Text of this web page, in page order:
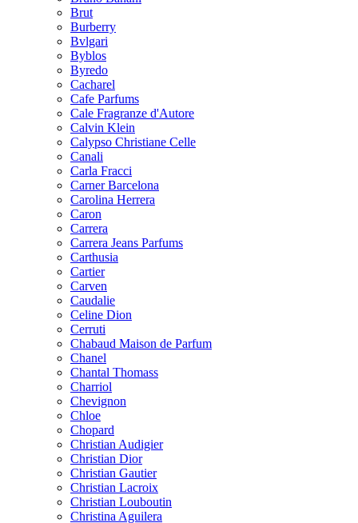
Brut
Burberry
Bvlgari
Byblos
Byredo
Cacharel
Cafe Parfums
Cale Fragranze d'Autore
Calvin Klein
Calypso Christiane Celle
Canali
Carla Fracci
Carner Barcelona
Carolina Herrera
Caron
Carrera
Carrera Jeans Parfums
Carthusia
Cartier
Carven
Caudalie
Celine Dion
Cerruti
Chabaud Maison de Parfum
Chanel
Chantal Thomass
Charriol
Chevignon
Chloe
Chopard
Christian Audigier
Christian Dior
Christian Gautier
Christian Lacroix
Christian Louboutin
Christina Aguilera